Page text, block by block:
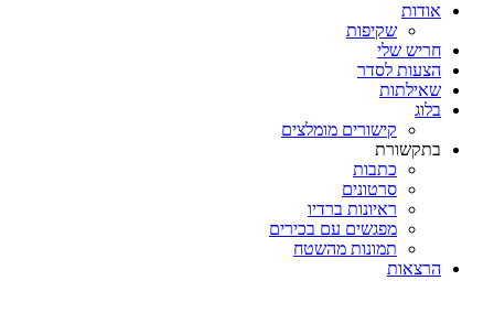
אודות
שקיפות
חריש שלי
הצעות לסדר
שאילתות
בלוג
קישורים מומלצים
בתקשורת
כתבות
סרטונים
ראיונות ברדיו
מפגשים עם בכירים
תמונות מהשטח
הרצאות